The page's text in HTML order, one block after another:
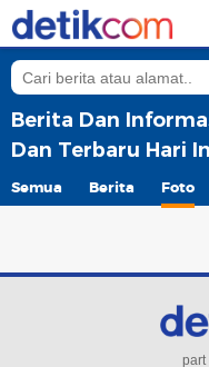
Berita Dan
Dan Terbaru Hari
Semua Berita Foto
part